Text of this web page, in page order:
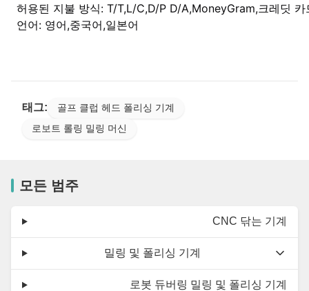
허용된 지불 방식: T/T,L/C,D/P D/A,MoneyGram,크레딧
언어: 영어,중국어,일본어
태그:
골프 클럽 헤드 폴리싱 기계
로보트 롤링 밀링 머신
모든 범주
CNC 닦는 기계
밀링 및 폴리싱 기계
로봇 듀버링 밀링 및 폴리싱 기계